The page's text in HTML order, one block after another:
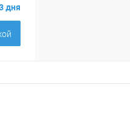
дня